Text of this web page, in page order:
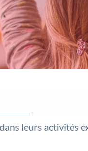
leurs activités